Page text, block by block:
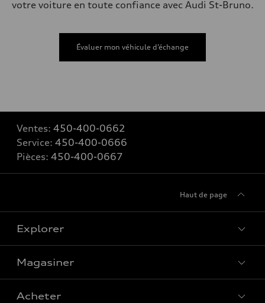
Volumes
Réservoir de carburant (approx.)
Vitesse de pointe
Carburant
Consommation – ville
10.8 l/100 km
Consommation – autoroute
8.1 l/100 km
votre voiture en toute confiance avec Audi St-Bruno.
Évaluer mon véhicule d’échange
Ventes: 450-400-0662
Service: 450-400-0666
Pièces: 450-400-0667
Haut de page
Explorer
Magasiner
Acheter